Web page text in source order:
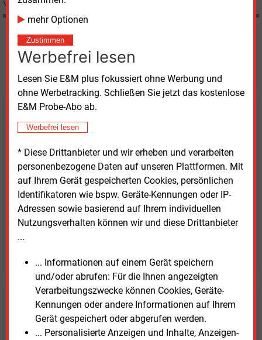
mehr Optionen
Zustimmen
Werbefrei lesen
Lesen Sie E&M plus fokussiert ohne Werbung und
ohne Werbetracking. Schließen Sie jetzt das kostenlose
E&M Probe-Abo ab.
Werbefrei lesen
* Diese Drittanbieter und wir erheben und verarbeiten
personenbezogene Daten auf unseren Plattformen. Mit
auf Ihrem Gerät gespeicherten Cookies, persönlichen
Identifikatoren wie bspw. Geräte-Kennungen oder IP-
Adressen sowie basierend auf Ihrem individuellen
Nutzungsverhalten können wir und diese Drittanbieter
...
... Informationen auf einem Gerät speichern
und/oder abrufen: Für die Ihnen angezeigten
Verarbeitungszwecke können Cookies, Geräte-
Kennungen oder andere Informationen auf Ihrem
Gerät gespeichert oder abgerufen werden.
... Personalisierte Anzeigen und Inhalte, Anzeigen-
Verteilnetzbetreibern zurück. Er hält die Berechnung für methodisch verkürzt.
Möchten Sie diese und
weitere Nachrichten lesen?
Kaufen Sie den Artikel
nur € 2.98
Testen SieE&M
kostenlos und
unverbindlich